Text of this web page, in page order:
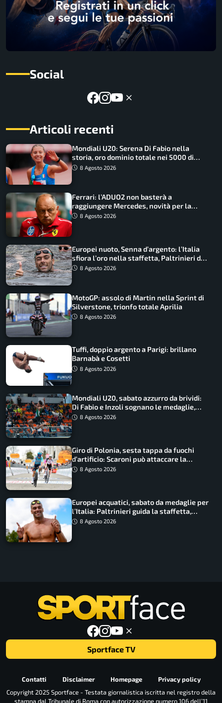
Social
Articoli recenti
Mondiali U20: Serena Di Fabio nella
storia, oro dominio totale nei 5000 di
marcia
8 Agosto 2026
Ferrari: l’ADUO2 non basterà a
raggiungere Mercedes, novità per la
Macarena
8 Agosto 2026
Europei nuoto, Senna d’argento: l’Italia
sfiora l’oro nella staffetta, Paltrinieri da
urlo, il bilancio azzurro
8 Agosto 2026
MotoGP: assolo di Martin nella Sprint di
Silverstone, trionfo totale Aprilia
8 Agosto 2026
Tuffi, doppio argento a Parigi: brillano
Barnabà e Cosetti
8 Agosto 2026
Mondiali U20, sabato azzurro da brividi:
Di Fabio e Inzoli sognano le medaglie,
Castellani e Succo in finale
8 Agosto 2026
Giro di Polonia, sesta tappa da fuochi
d’artificio: Scaroni può attaccare la
maglia di Lemmen
8 Agosto 2026
Europei acquatici, sabato da medaglie per
l’Italia: Paltrinieri guida la staffetta,
Barnabà sogna l’oro dalle grandi altezze
8 Agosto 2026
Sportface TV
Contatti Disclaimer Homepage
Privacy policy
Copyright 2025 Sportface - Testata giornalistica iscritta nel registro della
stampa dal Tribunale di Roma con autorizzazione numero 106 dell’11